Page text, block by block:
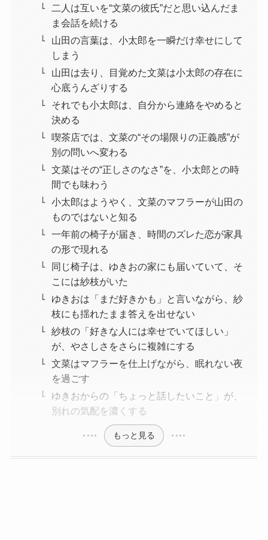
二人は互いを“文菜の彼氏”だと思い込んだま
ま会話を続ける
山田の言葉は、小太郎を一瞬だけ幸せにして
しまう
山田は去り、目覚めた文菜は小太郎の存在に
心底うんざりする
それでも小太郎は、自分から連絡をやめると
決める
喫茶店では、文菜の“その場限りの正義感”が
別の問いへ変わる
文菜はその“正しさのなさ”を、小太郎との時
間でも味わう
小太郎はようやく、文菜のマフラーが山田の
ものではないと知る
一年前の椅子が届き、時間のズレた恋が家具
の形で現れる
同じ椅子は、ゆきおの家にも届いていて、そ
こには紗枝がいた
ゆきおは「まだ好きかも」と言いながら、紗
枝にも揺れたまま答えを出せない
紗枝の「好きな人には幸せでいてほしい」
が、やさしさをさらに複雑にする
文菜はマフラーを仕上げながら、眠れない夜
を過ごす
ゆきおからの「ちょっと話したいこと」が、
別れの気配を濃くする
もっと見る